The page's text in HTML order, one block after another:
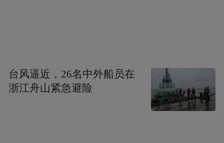
台风逼近，26名中外船员在
浙江舟山紧急避险